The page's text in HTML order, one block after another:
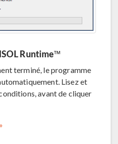
Runtime™
terminé, le programme
Lisez et
avant de cliquer